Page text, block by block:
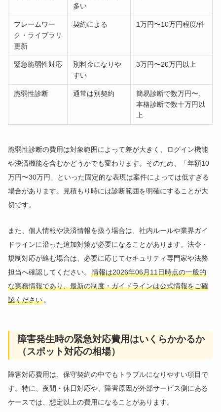
多い
フレームワー
ク・ライブラリ
更新
契約による 1万円〜10万円程度/件
緊急脆弱性対応
別料金になりや
すい
3万円〜20万円以上
脆弱性診断 通常は別契約
簡易診断で数万円〜、
本格診断で数十万円以
上
脆弱性診断の費用は対象範囲によって差が大きく、ログイン機能
や決済機能を含むかどうかでも変わります。そのため、「年額10
万円〜30万円」といった固定的な表現は案件によっては低すぎる
場合があります。見積もり時には診断範囲を明確にすることが大
切です。
また、個人情報や決済情報を扱う場合は、社内ルールや業界ガイ
ドラインに沿った追加対策が必要になることがあります。法令・
規制対応が絡む場合は、必要に応じてセキュリティ専門家や法務
担当へ確認してください。情報は2026年06月11日時点の一般的
な実務情報であり、最新の制度・ガイドラインは公式情報をご確
認ください 。
障害発生時の緊急対応費用はいくらかかるか
（スポット対応の相場）
障害対応費用は、保守契約の中でもトラブルになりやすい項目で
す。特に、夜間・休日対応や、障害原因が外部サービス側にある
ケースでは、想定以上の費用になることがあります。